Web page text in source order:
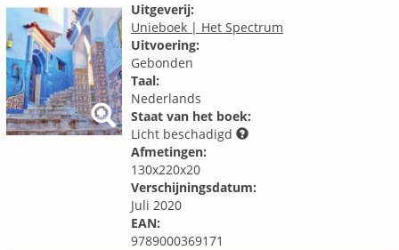
Uitgeverij:
Unieboek | Het Spectrum
Uitvoering:
Gebonden
Taal:
Nederlands
Staat van het boek:
Licht beschadigd
Afmetingen:
130x220x20
Verschijningsdatum:
Juli 2020
EAN:
9789000369171